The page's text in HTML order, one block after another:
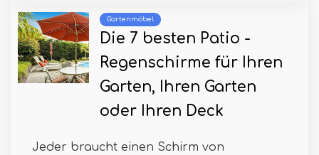
Gartenmöbel
Die 7 besten Patio -
Regenschirme für Ihren
Garten, Ihren Garten
oder Ihren Deck
Jeder braucht einen Schirm von